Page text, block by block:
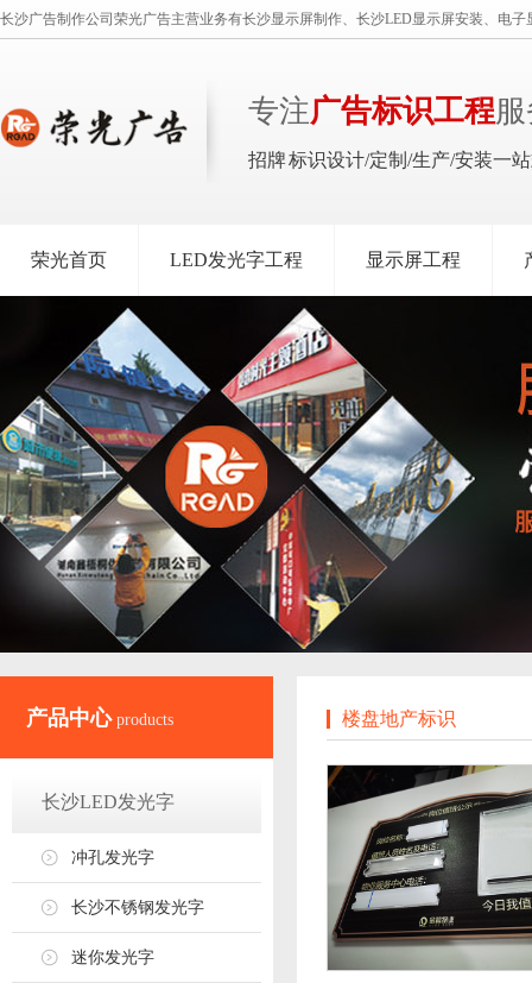
长沙广告制作公司荣光广告主营业务有长沙显示屏制作、长沙LED显示屏安装、电
专注广告标识工程
招牌 标识设计/定制/生产/安装一
荣光首页 LED发光字工程 显示屏工程
产品中心 products
长沙LED发光字
冲孔发光字
长沙不锈钢发光字
迷你发光字
楼盘地产标识